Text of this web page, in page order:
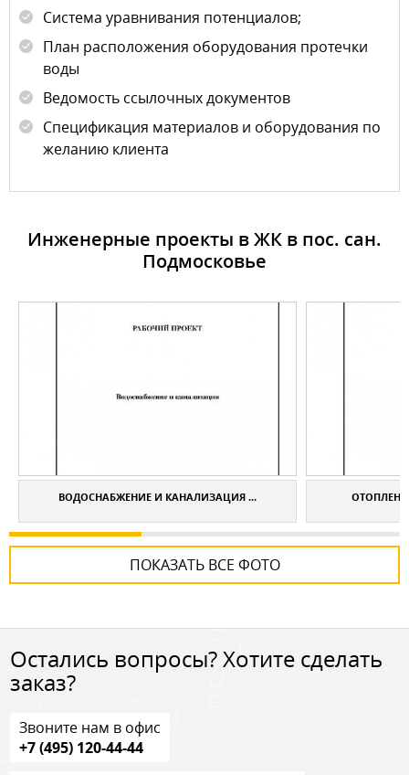
Система уравнивания потенциалов;
План расположения оборудования протечки
воды
Ведомость ссылочных документов
Спецификация материалов и оборудования по
желанию клиента
Инженерные проекты в ЖК в пос. сан.
Подмосковье
ВОДОСНАБЖЕНИЕ И КАНАЛИЗАЦИЯ ...
ПОКАЗАТЬ ВСЕ ФОТО
Остались вопросы? Хотите сделать
заказ?
Звоните нам в офис
+7 (495) 120-44-44